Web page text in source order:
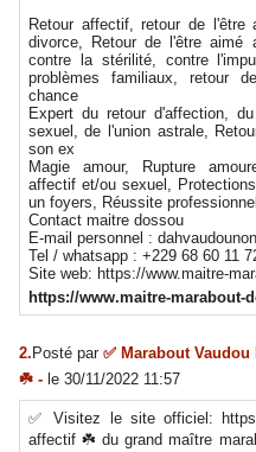
Retour affectif, retour de l'être
divorce, Retour de l'être aimé
contre la stérilité, contre
problèmes familiaux, retour
chance
Expert du retour d'affection,
sexuel, de l'union astrale,
son ex
Magie amour, Rupture
affectif et/ou sexuel,
un foyers, Réussite
Contact maitre dossou
E-mail personnel :
Tel / whatsapp : +229 68 60 11
Site web: https://www.maitre-
https://www.maitre-marabout-
2. Posté par ✅ Marabout
☘️ - le 30/11/2022 11:57
✅ Visitez le site officiel:
affectif ☘️ du grand maître